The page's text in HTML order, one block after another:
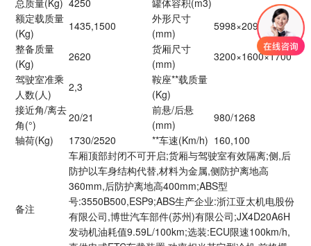
额定载质量
(Kg)
1435,1500
外形尺寸
(mm)
5998×2098×2790
整备质量
(Kg)
2620
货厢尺寸
(mm)
3200×1600×1700
驾驶室准乘
人数(人)
2,3
鞍座**载质量
(Kg)
接近角/离去
角(°)
20/21
前悬/后悬
(mm)
980/1268
轴荷(Kg)
1730/2520 **车速(Km/h) 160,100
备注
车厢顶部封闭不可开启;货厢与驾驶室有效隔离;侧,后
防护以车身结构代替,材料为金属,侧防护离地高
360mm,后防护离地高400mm;ABS型
号:3550B500,ESP9;ABS生产企业:浙江亚太机电股份
有限公司,博世汽车部件(苏州)有限公司;JX4D20A6H
发动机油耗值9.59L/100km;选装:ECU限速100km/h,